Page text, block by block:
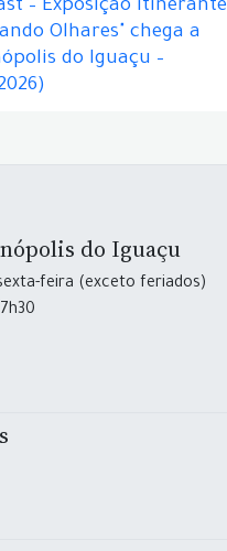
– Exposição itinerante
Olhares" chega a
do Iguaçu –
do Iguaçu
feira (exceto feriados)